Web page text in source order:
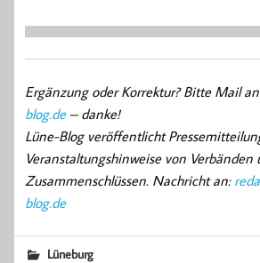
Ergänzung oder Korrektur? Bitte Mail an
blog.de– danke!
Lüne-Blog veröffentlicht
Veranstaltungshinweise von Verbänden
Zusammenschlüssen. Nachricht an:
blog.de
Lüneburg